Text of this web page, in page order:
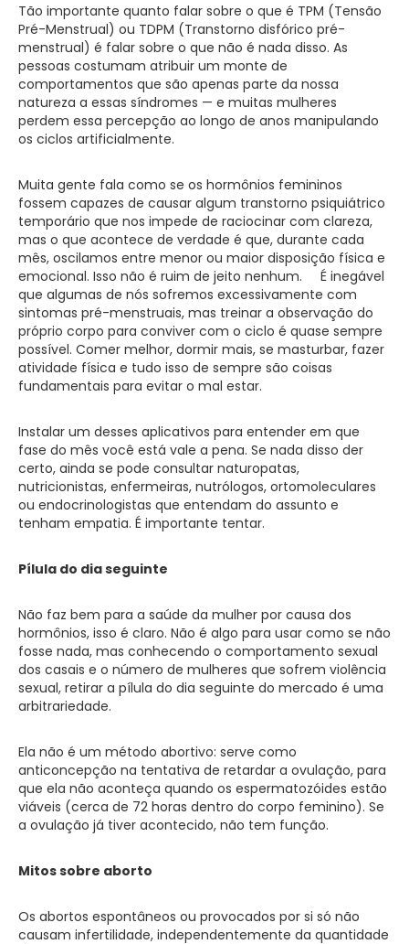
Tão importante quanto falar sobre o que é TPM (Tensão
Pré-Menstrual) ou TDPM (Transtorno disfórico pré-
menstrual) é falar sobre o que não é nada disso. As
pessoas costumam atribuir um monte de
comportamentos que são apenas parte da nossa
natureza a essas síndromes — e muitas mulheres
perdem essa percepção ao longo de anos manipulando
os ciclos artificialmente.
Muita gente fala como se os hormônios femininos
fossem capazes de causar algum transtorno psiquiátrico
temporário que nos impede de raciocinar com clareza,
mas o que acontece de verdade é que, durante cada
mês, oscilamos entre menor ou maior disposição física e
emocional. Isso não é ruim de jeito nenhum. É inegável
que algumas de nós sofremos excessivamente com
sintomas pré-menstruais, mas treinar a observação do
próprio corpo para conviver com o ciclo é quase sempre
possível. Comer melhor, dormir mais, se masturbar, fazer
atividade física e tudo isso de sempre são coisas
fundamentais para evitar o mal estar.
Instalar um desses aplicativos para entender em que
fase do mês você está vale a pena. Se nada disso der
certo, ainda se pode consultar naturopatas,
nutricionistas, enfermeiras, nutrólogos, ortomoleculares
ou endocrinologistas que entendam do assunto e
tenham empatia. É importante tentar.
Pílula do dia seguinte
Não faz bem para a saúde da mulher por causa dos
hormônios, isso é claro. Não é algo para usar como se não
fosse nada, mas conhecendo o comportamento sexual
dos casais e o número de mulheres que sofrem violência
sexual, retirar a pílula do dia seguinte do mercado é uma
arbitrariedade.
Ela não é um método abortivo: serve como
anticoncepção na tentativa de retardar a ovulação, para
que ela não aconteça quando os espermatozóides estão
viáveis (cerca de 72 horas dentro do corpo feminino). Se
a ovulação já tiver acontecido, não tem função.
Mitos sobre aborto
Os abortos espontâneos ou provocados por si só não
causam infertilidade, independentemente da quantidade